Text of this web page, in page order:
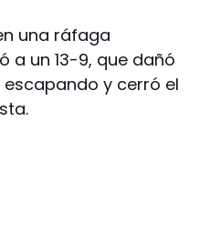
una ráfaga
a un 13-9, que dañó
escapando y cerró el